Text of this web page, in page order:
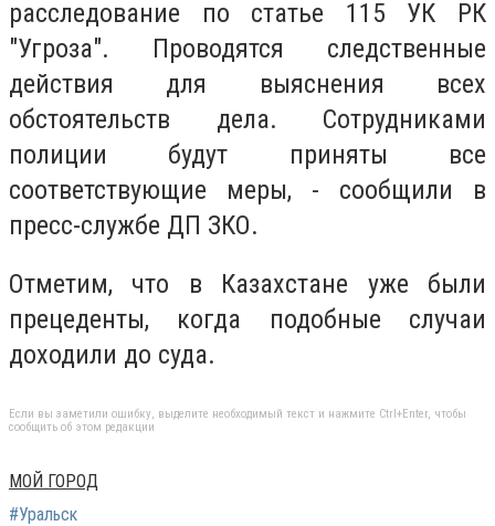
расследование по статье 115 УК РК
"Угроза". Проводятся следственные
действия для выяснения всех
обстоятельств дела. Сотрудниками
полиции будут приняты все
соответствующие меры, - сообщили в
пресс-службе ДП ЗКО.
Отметим, что в Казахстане уже были
прецеденты, когда подобные случаи
доходили до суда.
Если вы заметили ошибку, выделите необходимый текст и нажмите Ctrl+Enter, чтобы
сообщить об этом редакции
МОЙ ГОРОД
#Уральск